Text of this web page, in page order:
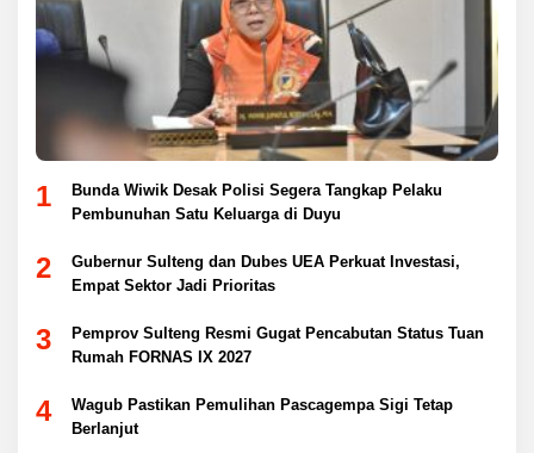
1
Bunda Wiwik Desak Polisi Segera Tangkap Pelaku
Pembunuhan Satu Keluarga di Duyu
2
Gubernur Sulteng dan Dubes UEA Perkuat Investasi,
Empat Sektor Jadi Prioritas
3
Pemprov Sulteng Resmi Gugat Pencabutan Status Tuan
Rumah FORNAS IX 2027
4
Wagub Pastikan Pemulihan Pascagempa Sigi Tetap
Berlanjut